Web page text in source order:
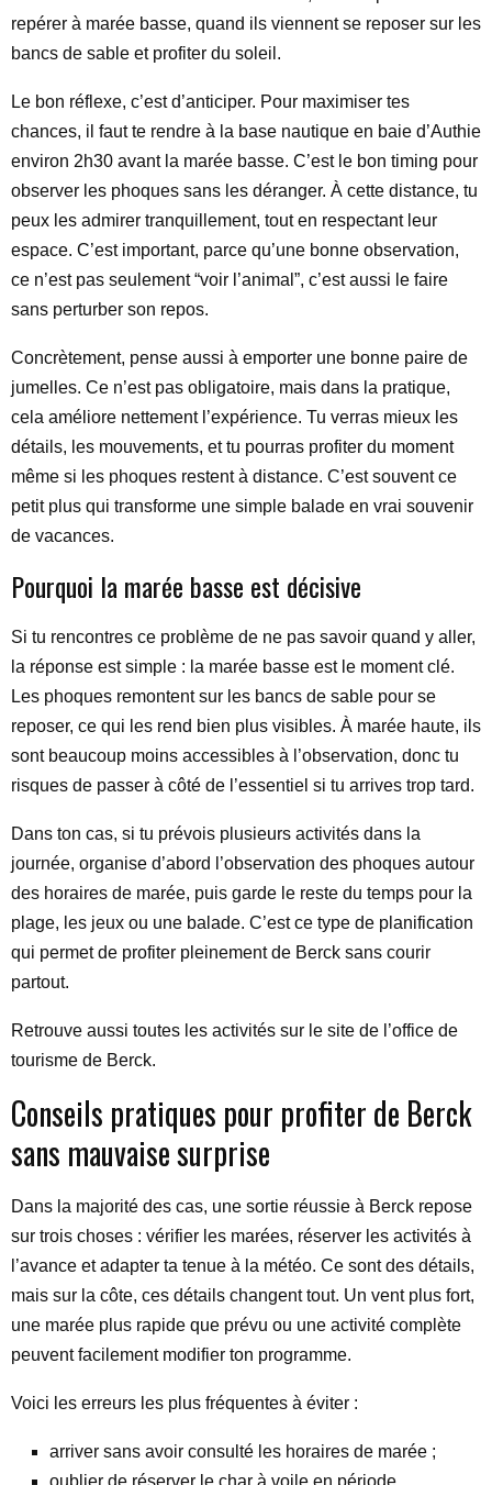
repérer à marée basse, quand ils viennent se reposer sur les
bancs de sable et profiter du soleil.
Le bon réflexe, c’est d’anticiper. Pour maximiser tes
chances, il faut te rendre à la base nautique en baie d’Authie
environ 2h30 avant la marée basse. C’est le bon timing pour
observer les phoques sans les déranger. À cette distance, tu
peux les admirer tranquillement, tout en respectant leur
espace. C’est important, parce qu’une bonne observation,
ce n’est pas seulement “voir l’animal”, c’est aussi le faire
sans perturber son repos.
Concrètement, pense aussi à emporter une bonne paire de
jumelles. Ce n’est pas obligatoire, mais dans la pratique,
cela améliore nettement l’expérience. Tu verras mieux les
détails, les mouvements, et tu pourras profiter du moment
même si les phoques restent à distance. C’est souvent ce
petit plus qui transforme une simple balade en vrai souvenir
de vacances.
Pourquoi la marée basse est décisive
Si tu rencontres ce problème de ne pas savoir quand y aller,
la réponse est simple : la marée basse est le moment clé.
Les phoques remontent sur les bancs de sable pour se
reposer, ce qui les rend bien plus visibles. À marée haute, ils
sont beaucoup moins accessibles à l’observation, donc tu
risques de passer à côté de l’essentiel si tu arrives trop tard.
Dans ton cas, si tu prévois plusieurs activités dans la
journée, organise d’abord l’observation des phoques autour
des horaires de marée, puis garde le reste du temps pour la
plage, les jeux ou une balade. C’est ce type de planification
qui permet de profiter pleinement de Berck sans courir
partout.
Retrouve aussi toutes les activités sur le site de l’office de
tourisme de Berck.
Conseils pratiques pour profiter de Berck
sans mauvaise surprise
Dans la majorité des cas, une sortie réussie à Berck repose
sur trois choses : vérifier les marées, réserver les activités à
l’avance et adapter ta tenue à la météo. Ce sont des détails,
mais sur la côte, ces détails changent tout. Un vent plus fort,
une marée plus rapide que prévu ou une activité complète
peuvent facilement modifier ton programme.
Voici les erreurs les plus fréquentes à éviter :
arriver sans avoir consulté les horaires de marée ;
oublier de réserver le char à voile en période